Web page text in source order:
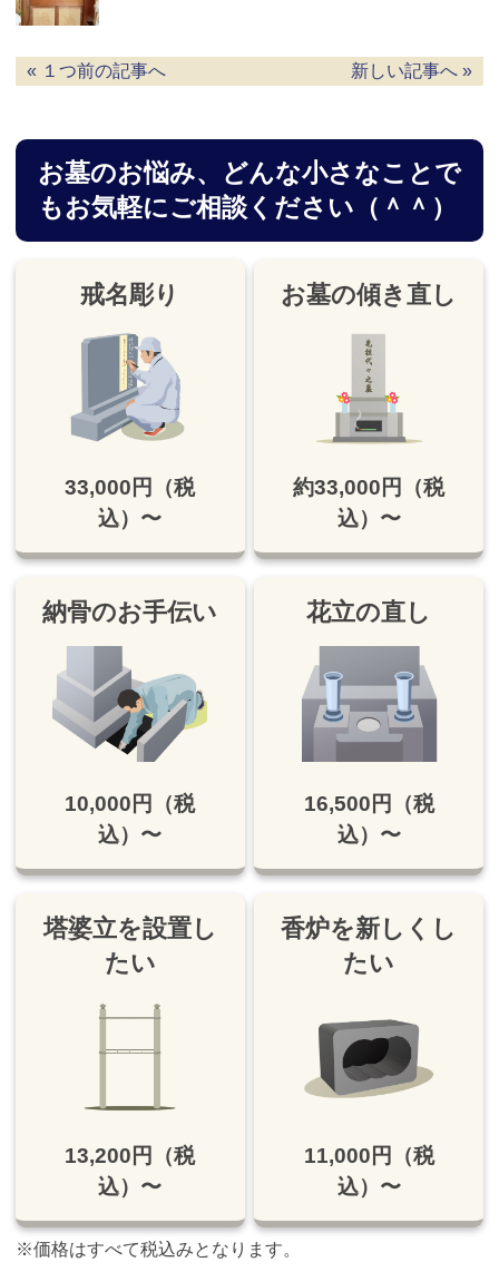
« １つ前の記事へ 新しい記事へ »
お墓のお悩み、
どんな小さなことで
もお気軽にご相談ください（＾＾）
戒名彫り
33,000円（税
込）〜
お墓の傾き直し
約33,000円（税
込）〜
納骨のお手伝い
10,000円（税
込）〜
花立の直し
16,500円（税
込）〜
塔婆立を設置し
たい
13,200円（税
込）〜
香炉を新しくし
たい
11,000円（税
込）〜
※価格はすべて税込みとなります。